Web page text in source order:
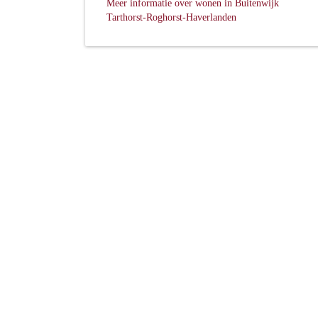
Meer informatie over wonen in Buitenwijk
Tarthorst-Roghorst-Haverlanden